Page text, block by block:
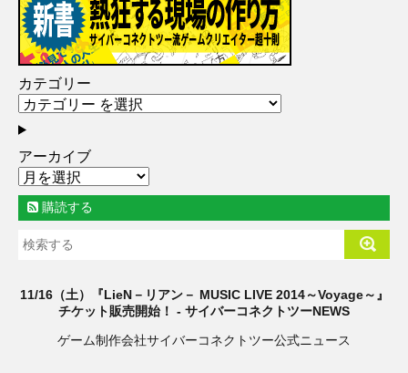
カテゴリー
アーカイブ
購読する
11/16（土）『LieN－リアン－ MUSIC LIVE 2014～Voyage～』
チケット販売開始！ - サイバーコネクトツーNEWS
ゲーム制作会社サイバーコネクトツー公式ニュース